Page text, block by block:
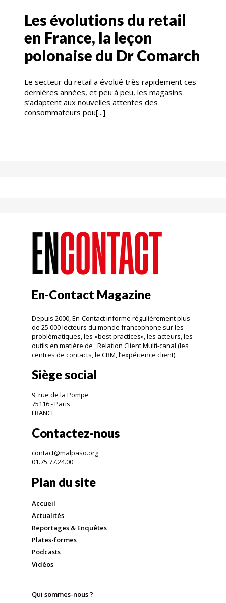
Les évolutions du retail
en France, la leçon
polonaise du Dr Comarch
Le secteur du retail a évolué très rapidement ces
dernières années, et peu à peu, les magasins
s’adaptent aux nouvelles attentes des
consommateurs pou[...]
En-Contact Magazine
Depuis 2000, En-Contact informe régulièrement plus
de 25 000 lecteurs du monde francophone sur les
problématiques, les «best practices», les acteurs, les
outils en matière de : Relation Client Multi-canal (les
centres de contacts, le CRM, l’expérience client).
Siège social
9, rue de la Pompe
75116 - Paris
FRANCE
Contactez-nous
contact@malpaso.org
01.75.77.24.00
Plan du site
Accueil
Actualités
Reportages & Enquêtes
Plates-formes
Podcasts
Vidéos
Qui sommes-nous ?